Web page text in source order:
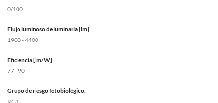
0/100
Flujo luminoso de luminaria [lm]
1900 - 4400
Eficiencia [lm/W]
77 - 90
Grupo de riesgo fotobiológico.
RG1